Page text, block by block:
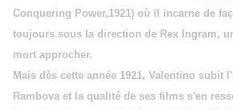
Conquering Power,1921) où il incarne de
toujours sous la direction de Rex Ingram,
mort approcher.
Mais dès cette année 1921, Valentino subit
Rambova et la qualité de ses films s'en